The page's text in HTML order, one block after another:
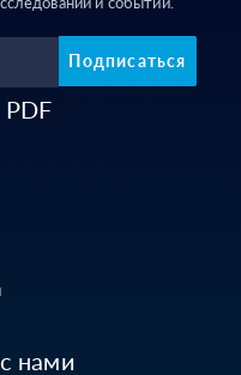
Подписаться
PDF
нами